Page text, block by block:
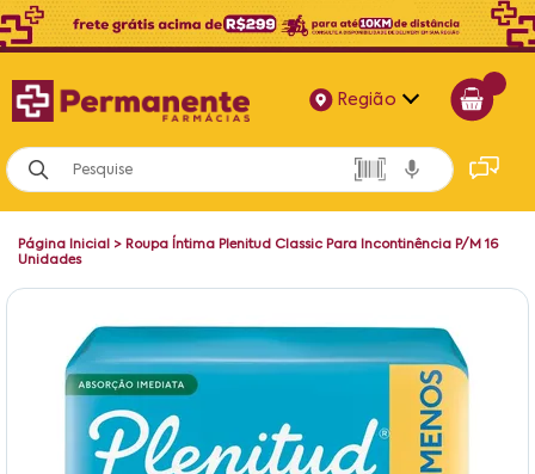
Região
Alagoas
Bahia
Página Inicial > Roupa Íntima Plenitud Classic Para Incontinência P/M 16
Unidades